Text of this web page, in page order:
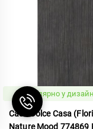
Популярно у
Casa Dolce Casa
Nature Mood 774869